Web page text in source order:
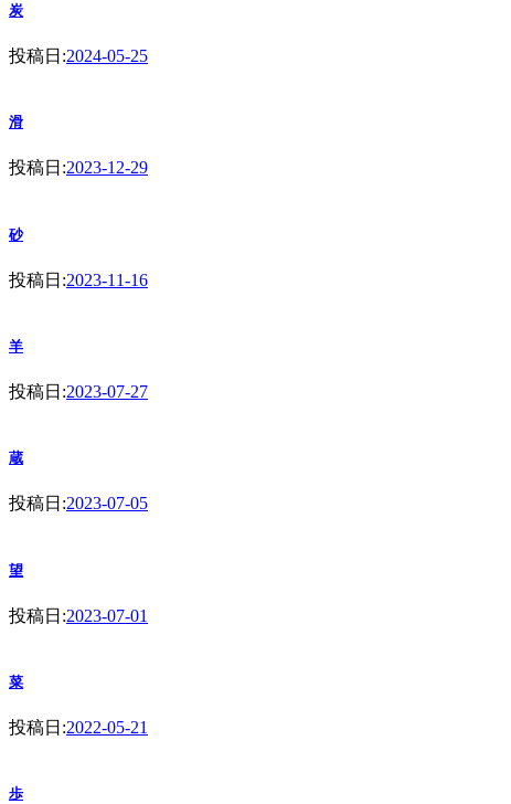
炭
投稿日:2024-05-25
滑
投稿日:2023-12-29
砂
投稿日:2023-11-16
羊
投稿日:2023-07-27
蔵
投稿日:2023-07-05
望
投稿日:2023-07-01
菜
投稿日:2022-05-21
歩